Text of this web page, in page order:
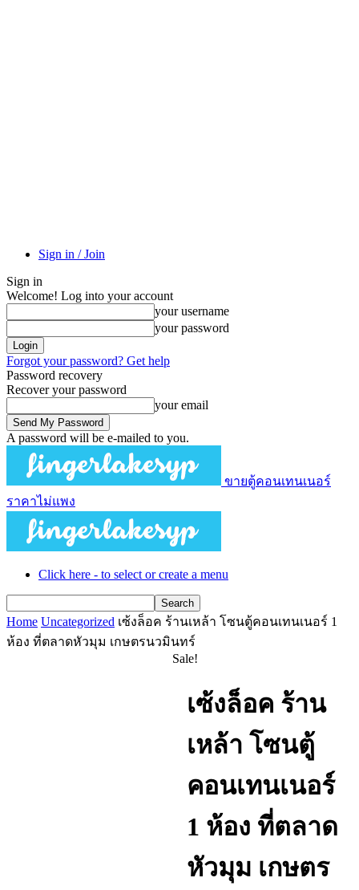
Sign in / Join
Sign in
Welcome! Log into your account
your username
your password
Forgot your password? Get help
Password recovery
Recover your password
your email
A password will be e-mailed to you.
ขายตู้คอนเทนเนอร์
ราคาไม่แพง
Click here - to select or create a menu
Home Uncategorized เซ้งล็อค ร้านเหล้า โซนตู้คอนเทนเนอร์ 1
ห้อง ที่ตลาดหัวมุม เกษตรนวมินทร์
Sale!
เซ้งล็อค ร้าน
เหล้า โซนตู้
คอนเทนเนอร์
1 ห้อง ที่ตลาด
หัวมุม เกษตร